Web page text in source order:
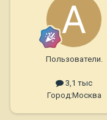
Пользователи.
3,1 тыс
Город:Москва